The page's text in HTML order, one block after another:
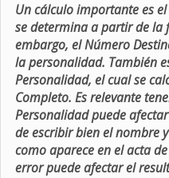
Un cálculo importante es
se determina a partir de la
embargo, el Número
la personalidad. También
Personalidad, el cual se
Completo. Es relevante
Personalidad puede
de escribir bien el nombre
como aparece en el acta
error puede afectar el